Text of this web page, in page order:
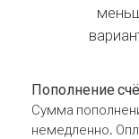
Пополнение
Сумма
немедленно.